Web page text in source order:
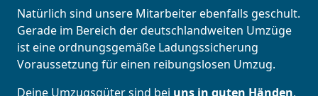
Natürlich sind unsere Mitarbeiter ebenfalls geschult.
Gerade im Bereich der deutschlandweiten Umzüge
ist eine ordnungsgemäße Ladungssicherung
Voraussetzung für einen reibungslosen Umzug.
Deine Umzugsgüter sind bei uns in guten Händen,